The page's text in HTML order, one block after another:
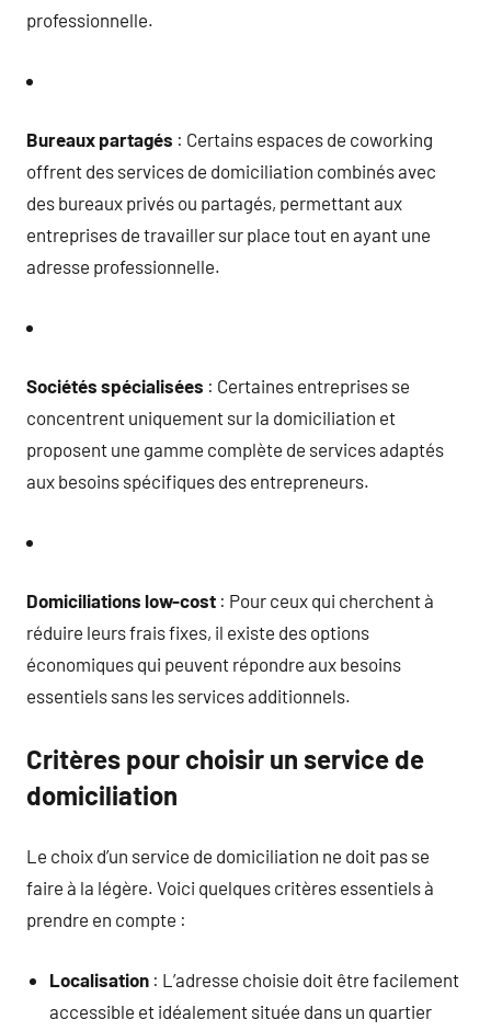
professionnelle.
Bureaux partagés : Certains espaces de coworking
offrent des services de domiciliation combinés avec
des bureaux privés ou partagés, permettant aux
entreprises de travailler sur place tout en ayant une
adresse professionnelle.
Sociétés spécialisées : Certaines entreprises se
concentrent uniquement sur la domiciliation et
proposent une gamme complète de services adaptés
aux besoins spécifiques des entrepreneurs.
Domiciliations low-cost : Pour ceux qui cherchent à
réduire leurs frais fixes, il existe des options
économiques qui peuvent répondre aux besoins
essentiels sans les services additionnels.
Critères pour choisir un service de
domiciliation
Le choix d’un service de domiciliation ne doit pas se
faire à la légère. Voici quelques critères essentiels à
prendre en compte :
Localisation : L’adresse choisie doit être facilement
accessible et idéalement située dans un quartier